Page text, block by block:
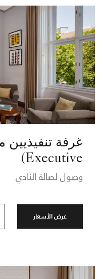
Executive)
وصول لصالة النادي
عرض الأسعار